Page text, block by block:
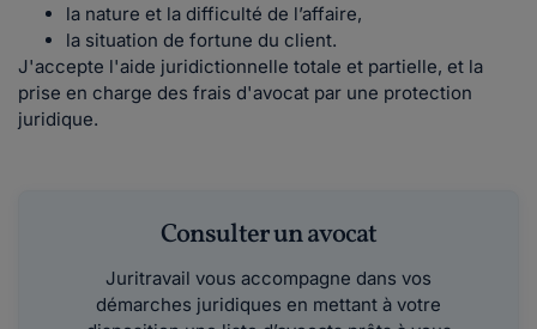
la nature et la difficulté de l’affaire,
la situation de fortune du client.
J'accepte l'aide juridictionnelle totale et partielle, et la
prise en charge des frais d'avocat par une protection
juridique.
Consulter un avocat
Juritravail vous accompagne dans vos
démarches juridiques en mettant à votre